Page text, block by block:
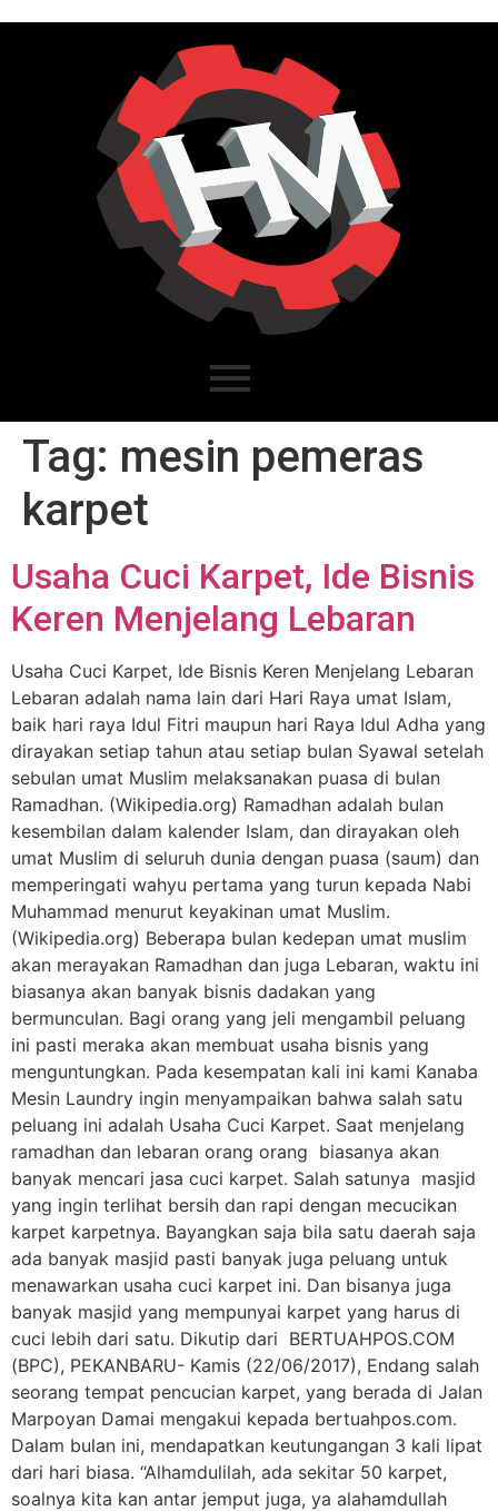
Tag: mesin pemeras
karpet
Usaha Cuci Karpet, Ide Bisnis
Keren Menjelang Lebaran
Usaha Cuci Karpet, Ide Bisnis Keren Menjelang Lebaran
Lebaran adalah nama lain dari Hari Raya umat Islam,
baik hari raya Idul Fitri maupun hari Raya Idul Adha yang
dirayakan setiap tahun atau setiap bulan Syawal setelah
sebulan umat Muslim melaksanakan puasa di bulan
Ramadhan. (Wikipedia.org) Ramadhan adalah bulan
kesembilan dalam kalender Islam, dan dirayakan oleh
umat Muslim di seluruh dunia dengan puasa (saum) dan
memperingati wahyu pertama yang turun kepada Nabi
Muhammad menurut keyakinan umat Muslim.
(Wikipedia.org) Beberapa bulan kedepan umat muslim
akan merayakan Ramadhan dan juga Lebaran, waktu ini
biasanya akan banyak bisnis dadakan yang
bermunculan. Bagi orang yang jeli mengambil peluang
ini pasti meraka akan membuat usaha bisnis yang
menguntungkan. Pada kesempatan kali ini kami Kanaba
Mesin Laundry ingin menyampaikan bahwa salah satu
peluang ini adalah Usaha Cuci Karpet. Saat menjelang
ramadhan dan lebaran orang orang biasanya akan
banyak mencari jasa cuci karpet. Salah satunya masjid
yang ingin terlihat bersih dan rapi dengan mecucikan
karpet karpetnya. Bayangkan saja bila satu daerah saja
ada banyak masjid pasti banyak juga peluang untuk
menawarkan usaha cuci karpet ini. Dan bisanya juga
banyak masjid yang mempunyai karpet yang harus di
cuci lebih dari satu. Dikutip dari BERTUAHPOS.COM
(BPC), PEKANBARU- Kamis (22/06/2017), Endang salah
seorang tempat pencucian karpet, yang berada di Jalan
Marpoyan Damai mengakui kepada bertuahpos.com.
Dalam bulan ini, mendapatkan keutungangan 3 kali lipat
dari hari biasa. “Alhamdulilah, ada sekitar 50 karpet,
soalnya kita kan antar jemput juga, ya alahamdullah